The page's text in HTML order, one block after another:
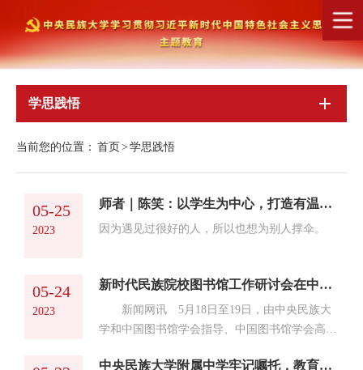
学思践悟
当前您的位置： 首页 > 学思践悟
05-25
2023
师者｜陈笑：以学生为中心，打造有温度的“师生共同体”
因为遇见过很好的人，所以也想为别人撑伞。
05-24
2023
新时代民族院校图书馆工作研讨会在中央民族大学召开
新闻网讯 5月18日至19日，由中央民族大
学和中国图书馆学会指导、中国图书馆学会高等
中央民族大学附属中学牢记嘱托，教育引导青少年建设伟大祖国、建设美丽家乡——同心共筑中国梦